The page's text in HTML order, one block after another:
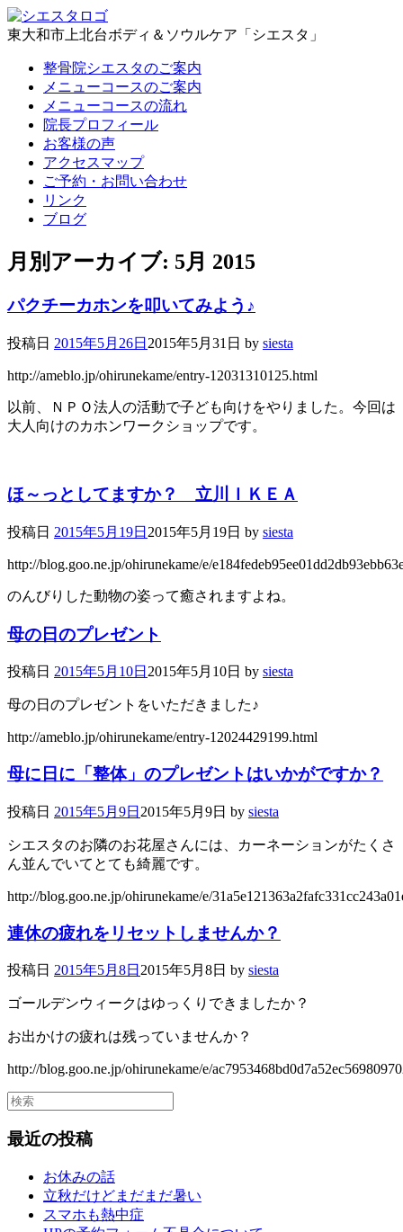
東大和市上北台ボディ＆ソウルケア「シエスタ」
整骨院シエスタのご案内
メニューコースのご案内
メニューコースの流れ
院長プロフィール
お客様の声
アクセスマップ
ご予約・お問い合わせ
リンク
ブログ
月別アーカイブ: 5月 2015
パクチーカホンを叩いてみよう♪
投稿日 2015年5月26日 2015年5月31日 by siesta
http://ameblo.jp/ohirunekame/entry-12031310125.html
以前、ＮＰＯ法人の活動で子ども向けをやりました。今回は
大人向けのカホンワークショップです。
ほ～っとしてますか？ 立川ＩＫＥＡ
投稿日 2015年5月19日 2015年5月19日 by siesta
http://blog.goo.ne.jp/ohirunekame/e/
のんびりした動物の姿って癒されますよね。
母の日のプレゼント
投稿日 2015年5月10日 2015年5月10日 by siesta
母の日のプレゼントをいただきました♪
http://ameblo.jp/ohirunekame/entry-12024429199.html
母に日に「整体」のプレゼントはいかがですか？
投稿日 2015年5月9日 2015年5月9日 by siesta
シエスタのお隣のお花屋さんには、カーネーションがたくさ
ん並んでいてとても綺麗です。
http://blog.goo.ne.jp/ohirunekame/e/
連休の疲れをリセットしませんか？
投稿日 2015年5月8日 2015年5月8日 by siesta
ゴールデンウィークはゆっくりできましたか？
お出かけの疲れは残っていませんか？
http://blog.goo.ne.jp/ohirunekame/e/
最近の投稿
お休みの話
立秋だけどまだまだ暑い
スマホも熱中症